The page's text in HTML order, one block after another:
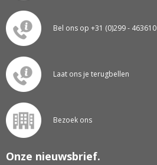
Bel ons op +31 (0)299 - 463610
Laat ons je terugbellen
Bezoek ons
Onze nieuwsbrief.